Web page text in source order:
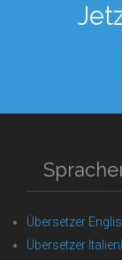
Übersetzer
Übersetzer